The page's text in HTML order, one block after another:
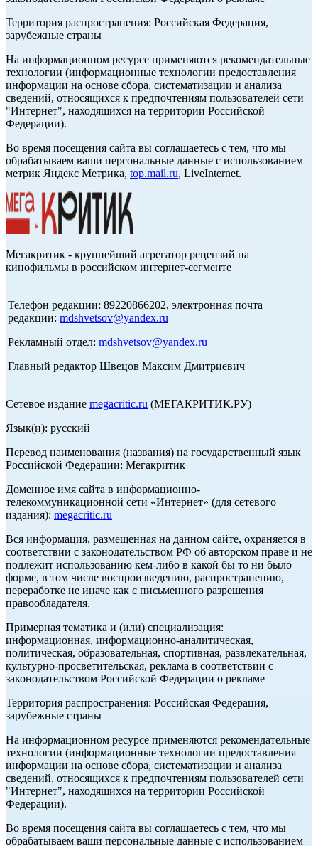
Территория распространения: Российская Федерация,
зарубежные страны
На информационном ресурсе применяются рекомендательные
технологии (информационные технологии предоставления
информации на основе сбора, систематизации и анализа
сведений, относящихся к предпочтениям пользователей сети
"Интернет", находящихся на территории Российской
Федерации).
Во время посещения сайта вы соглашаетесь с тем, что мы
обрабатываем ваши персональные данные с использованием
метрик Яндекс Метрика, top.mail.ru, LiveInternet.
Мегакритик - крупнейший агрегатор рецензий на
кинофильмы в российском интернет-сегменте
Телефон редакции: 89220866202, электронная почта
редакции: mdshvetsov@yandex.ru
Рекламный отдел: mdshvetsov@yandex.ru
Главный редактор Швецов Максим Дмитриевич
Сетевое издание megacritic.ru (МЕГАКРИТИК.РУ)
Язык(и): русский
Перевод наименования (названия) на государственный язык
Российской Федерации: Мегакритик
Доменное имя сайта в информационно-
телекоммуникационной сети «Интернет» (для сетевого
издания): megacritic.ru
Вся информация, размещенная на данном сайте, охраняется в
соответствии с законодательством РФ об авторском праве и не
подлежит использованию кем-либо в какой бы то ни было
форме, в том числе воспроизведению, распространению,
переработке не иначе как с письменного разрешения
правообладателя.
Примерная тематика и (или) специализация:
информационная, информационно-аналитическая,
политическая, образовательная, спортивная, развлекательная,
культурно-просветительская, реклама в соответствии с
законодательством Российской Федерации о рекламе
Территория распространения: Российская Федерация,
зарубежные страны
На информационном ресурсе применяются рекомендательные
технологии (информационные технологии предоставления
информации на основе сбора, систематизации и анализа
сведений, относящихся к предпочтениям пользователей сети
"Интернет", находящихся на территории Российской
Федерации).
Во время посещения сайта вы соглашаетесь с тем, что мы
обрабатываем ваши персональные данные с использованием